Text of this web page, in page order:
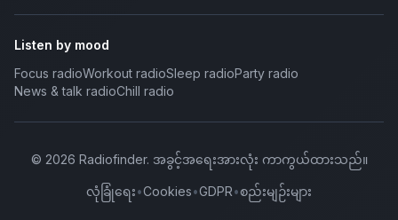
Listen by mood
Focus radioWorkout radioSleep radioParty radio
News & talk radioChill radio
© 2026 Radiofinder. အခွင့်အရေးအားလုံး ကာကွယ်ထားသည်။
လုံခြုံရေး•Cookies•GDPR•စည်းမျဉ်းများ